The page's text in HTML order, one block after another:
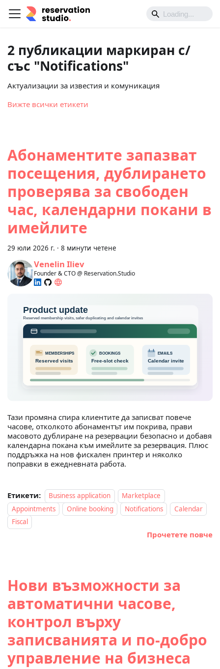
2 публикации маркиран с/
със "Notifications"
Актуализации за известия и комуникация
Вижте всички етикети
Абонаментите запазват
посещения, дублирането
проверява за свободен
час, календарни покани в
имейлите
29 юли 2026 г. · 8 минути четене
Venelin Iliev
Founder & CTO @ Reservation.Studio
Тази промяна спира клиентите да записват повече
часове, отколкото абонаментът им покрива, прави
масовото дублиране на резервации безопасно и добавя
календарна покана към имейлите за резервация. Плюс
поддръжка на нов фискален принтер и няколко
поправки в ежедневната работа.
Етикети: Business application
Marketplace
Appointments
Online booking Notifications
Calendar
Fiscal
Прочетете повче
Нови възможности за
автоматични часове,
контрол върху
записванията и по-добро
управление на бизнеса